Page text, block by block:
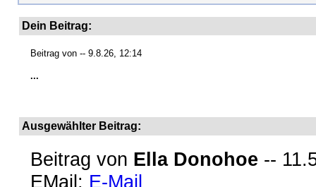
Dein Beitrag:
Beitrag von -- 9.8.26, 12:14
...
Ausgewählter Beitrag:
Beitrag von Ella Donohoe --
EMail: E-Mail